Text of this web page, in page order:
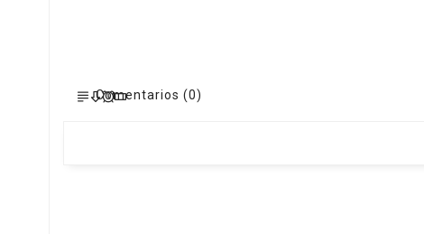
Comentarios (0)